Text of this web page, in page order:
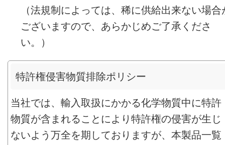
（法規制によっては、稀に供給出来ない場合
ございますので、あらかじめご了承くださ
い。）
特許権侵害物質排除ポリシー
当社では、輸入取扱にかかる化学物質中に特許
物質が含まれることにより特許権の侵害が生じ
ないよう万全を期しておりますが、本製品一覧